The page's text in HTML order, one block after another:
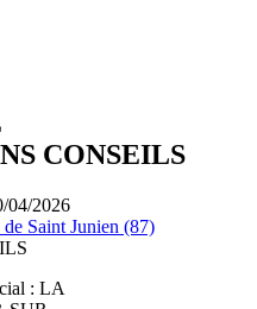
CONSEILS
04/2026
Saint Junien (87)
: LA